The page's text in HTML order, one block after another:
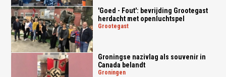
'Goed - Fout': bevrijding Grootegast
herdacht met openluchtspel
grootegast
Groningse nazivlag als souvenir in
Canada belandt
groningen